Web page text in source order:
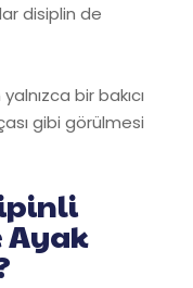
disiplin de
bir bakıcı
gibi görülmesi
Ayak